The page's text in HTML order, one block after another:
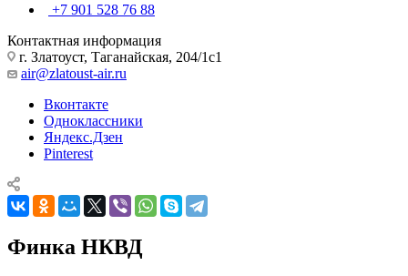
+7 901 528 76 88
Контактная информация
г. Златоуст, Таганайская, 204/1с1
air@zlatoust-air.ru
Вконтакте
Одноклассники
Яндекс.Дзен
Pinterest
Финка НКВД